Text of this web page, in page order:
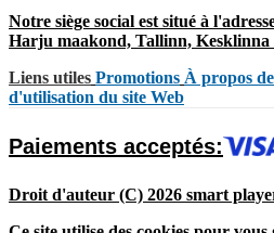
Notre siège social est situé à
Harju maakond, Tallinn, Kesklinna
Liens utiles Promotions À propos
d'utilisation du site Web
Paiements acceptés:
Droit d'auteur (C) 2026 smart